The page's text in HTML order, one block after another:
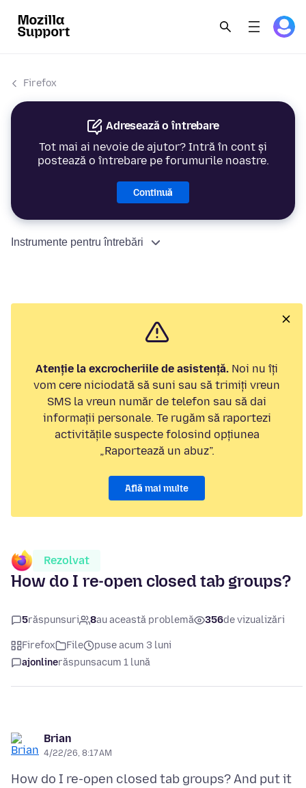
Firefox
Adresează o întrebare
Tot mai ai nevoie de ajutor? Intră în cont și
postează o întrebare pe forumurile noastre.
Continuă
Instrumente pentru întrebări
Atenție la excrocheriile de asistență. Noi nu îți
vom cere niciodată să suni sau să trimiți vreun
SMS la vreun număr de telefon sau să dai
informații personale. Te rugăm să raportezi
activitățile suspecte folosind opțiunea
„Raportează un abuz”.
Află mai multe
Rezolvat
How do I re-open closed tab groups?
5răspunsuri 8au această problemă 356de vizualizări
Firefox File
puse acum 3 luni
ajonlinerăspunsacum 1 lună
Brian
4/22/26, 8:17 AM
How do I re-open closed tab groups? And put it